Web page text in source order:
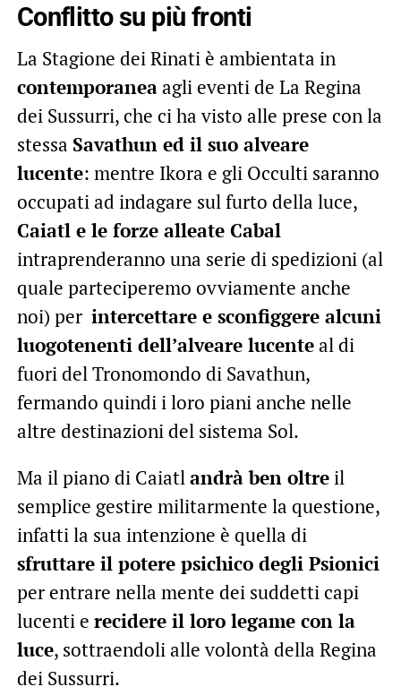
Conflitto su più fronti
La Stagione dei Rinati è ambientata in
contemporaneaagli eventi de La Regina
dei Sussurri, che ci ha visto alle prese con la
stessa Savathun ed il suo alveare
lucente: mentre Ikora e gli Occulti saranno
occupati ad indagare sul furto della luce,
Caiatl e le forze alleate Cabal
intraprenderanno una serie di spedizioni (al
quale parteciperemo ovviamente anche
noi) per intercettare e sconfiggere alcuni
luogotenenti dell’alveare lucenteal di
fuori del Tronomondo di Savathun,
fermando quindi i loro piani anche nelle
altre destinazioni del sistema Sol.
Ma il piano di Caiatlandrà ben oltreil
semplice gestire militarmente la questione,
infatti la sua intenzione è quella di
sfruttare il potere psichico degli Psionici
per entrare nella mente dei suddetti capi
lucenti e recidere il loro legame con la
luce, sottraendoli alle volontà della Regina
dei Sussurri.